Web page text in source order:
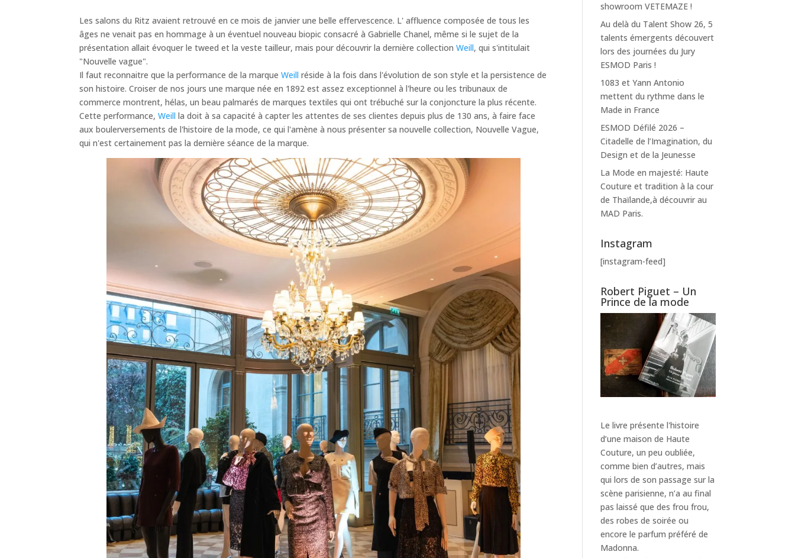
Les salons du Ritz avaient retrouvé en ce mois de janvier une belle effervescence. L' affluence composée de tous les
âges ne venait pas en hommage à un éventuel nouveau biopic consacré à Gabrielle Chanel, même si le sujet de la
présentation allait évoquer le tweed et la veste tailleur, mais pour découvrir la dernière collectionWeill, qui s'intitulait
"Nouvelle vague".
Il faut reconnaitre que la performance de la marqueWeill réside à la fois dans l'évolution de son style et la persistence de
son histoire. Croiser de nos jours une marque née en 1892 est assez exceptionnel à l'heure ou les tribunaux de
commerce montrent, hélas, un beau palmarés de marques textiles qui ont trébuché sur la conjoncture la plus récente.
Cette performance,Weill la doit à sa capacité à capter les attentes de ses clientes depuis plus de 130 ans, à faire face
aux boulerversements de l'histoire de la mode, ce qui l'amène à nous présenter sa nouvelle collection, Nouvelle Vague,
qui n'est certainement pas la dernière séance de la marque.
showroom VETEMAZE !
Au delà du Talent Show 26, 5
talents émergents découvert
lors des journées du Jury
ESMOD Paris !
1083 et Yann Antonio
mettent du rythme dans le
Made in France
ESMOD Défilé 2026 –
Citadelle de l’Imagination, du
Design et de la Jeunesse
La Mode en majesté: Haute
Couture et tradition à la cour
de Thaïlande,à découvrir au
MAD Paris.
Instagram
[instagram-feed]
Robert Piguet – Un
Prince de la mode
Le livre présente l'histoire
d’une maison de Haute
Couture, un peu oubliée,
comme bien d’autres, mais
qui lors de son passage sur la
scène parisienne, n’a au final
pas laissé que des frou frou,
des robes de soirée ou
encore le parfum préféré de
Madonna.